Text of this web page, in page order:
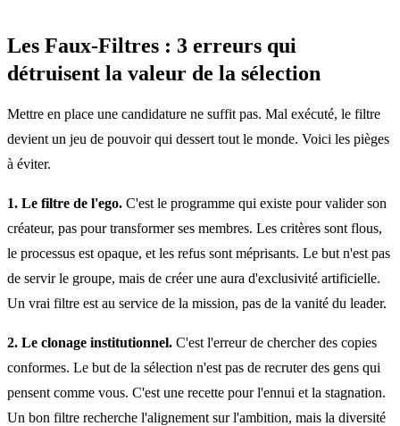
Les Faux-Filtres : 3 erreurs qui
détruisent la valeur de la sélection
Mettre en place une candidature ne suffit pas. Mal exécuté, le filtre
devient un jeu de pouvoir qui dessert tout le monde. Voici les pièges
à éviter.
1. Le filtre de l'ego. C'est le programme qui existe pour valider son
créateur, pas pour transformer ses membres. Les critères sont flous,
le processus est opaque, et les refus sont méprisants. Le but n'est pas
de servir le groupe, mais de créer une aura d'exclusivité artificielle.
Un vrai filtre est au service de la mission, pas de la vanité du leader.
2. Le clonage institutionnel. C'est l'erreur de chercher des copies
conformes. Le but de la sélection n'est pas de recruter des gens qui
pensent comme vous. C'est une recette pour l'ennui et la stagnation.
Un bon filtre recherche l'alignement sur l'ambition, mais la diversité